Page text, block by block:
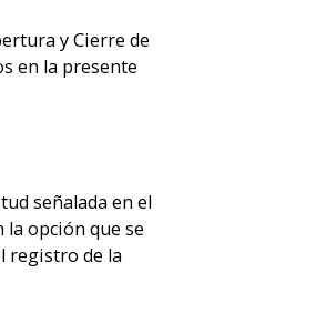
y Cierre de
en la presente
señalada en el
opción que se
registro de la